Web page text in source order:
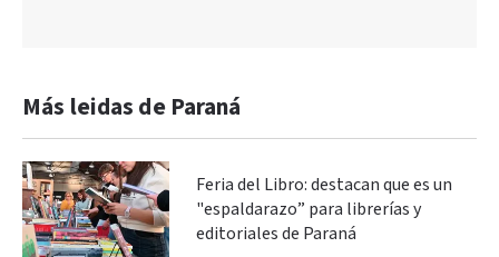
Más leidas de Paraná
Feria del Libro: destacan que es un
"espaldarazo” para librerías y
editoriales de Paraná